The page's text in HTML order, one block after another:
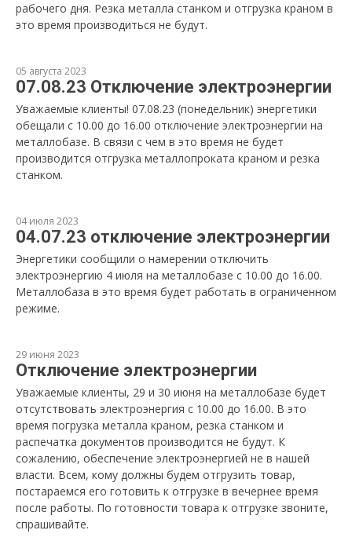
рабочего дня. Резка металла станком и отгрузка краном в
это время производиться не будут.
05 августа 2023
07.08.23 Отключение электроэнергии
Уважаемые клиенты! 07.08.23 (понедельник) энергетики
обещали с 10.00 до 16.00 отключение электроэнергии на
металлобазе. В связи с чем в это время не будет
производится отгрузка металлопроката краном и резка
станком.
04 июля 2023
04.07.23 отключение электроэнергии
Энергетики сообщили о намерении отключить
электроэнергию 4 июля на металлобазе с 10.00 до 16.00.
Металлобаза в это время будет работать в ограниченном
режиме.
29 июня 2023
Отключение электроэнергии
Уважаемые клиенты, 29 и 30 июня на металлобазе будет
отсутствовать электроэнергия с 10.00 до 16.00. В это
время погрузка металла краном, резка станком и
распечатка документов производится не будут. К
сожалению, обеспечение электроэнергией не в нашей
власти. Всем, кому должны будем отгрузить товар,
постараемся его готовить к отгрузке в вечернее время
после работы. По готовности товара к отгрузке звоните,
спрашивайте.